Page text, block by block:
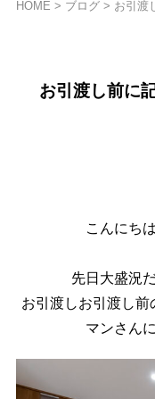
HOME > ブログ> お引渡
お引渡し前に
こんにち
先日大盛況
お引渡しお引渡し前
マンさん